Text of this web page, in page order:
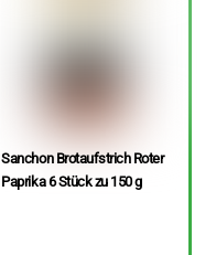
Sanchon Brotaufstrich Roter
Paprika 6 Stück zu 150 g